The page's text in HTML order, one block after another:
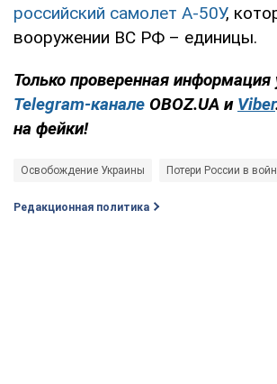
российский самолет А-50У,
вооружении ВС РФ – единицы.
Только проверенная информация
Telegram-канале OBOZ.UA и Viber
на фейки!
Освобождение Украины Потери России в
Редакционная политика